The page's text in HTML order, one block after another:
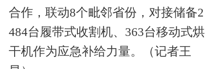
合作，联动8个毗邻省份，对接储备2
484台履带式收割机、363台移动式烘
干机作为应急补给力量。（记者王